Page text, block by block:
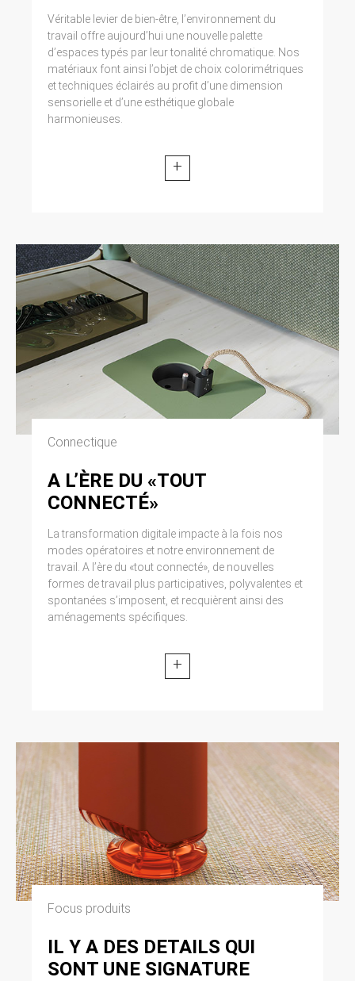
Véritable levier de bien-être, l’environnement du
travail offre aujourd’hui une nouvelle palette
d’espaces typés par leur tonalité chromatique. Nos
matériaux font ainsi l’objet de choix colorimétriques
et techniques éclairés au profit d’une dimension
sensorielle et d’une esthétique globale
harmonieuses.
+
Connectique
A L’ÈRE DU «TOUT
CONNECTÉ»
La transformation digitale impacte à la fois nos
modes opératoires et notre environnement de
travail. A l’ère du «tout connecté», de nouvelles
formes de travail plus participatives, polyvalentes et
spontanées s’imposent, et recquièrent ainsi des
aménagements spécifiques.
+
Focus produits
IL Y A DES DETAILS QUI
SONT UNE SIGNATURE